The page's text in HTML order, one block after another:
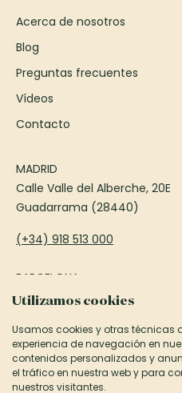
Utilizamos cookies
Usamos cookies y otras técnicas
experiencia de navegación en
contenidos personalizados y
el tráfico en nuestra web y para
nuestros visitantes.
Acerca de nosotros
Blog
Preguntas frecuentes
Vídeos
Contacto
MADRID
Calle Valle del Alberche, 20E
Guadarrama (28440)
(+34) 918 513 000
BARCELONA
Passeig Francesc Macià, 75
(+34) 935 906 850
informacion@canexel.es